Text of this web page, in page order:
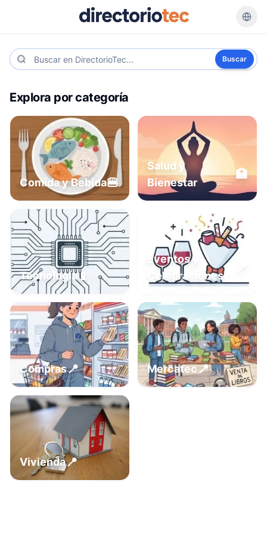
Buscar
Explora por categoría
Comida y Bebida🍔
Salud y
Bienestar
🏥
Tecnología📱
Eventos y
Celebraciones
Compras📍 Mercatec📍
Vivienda📍